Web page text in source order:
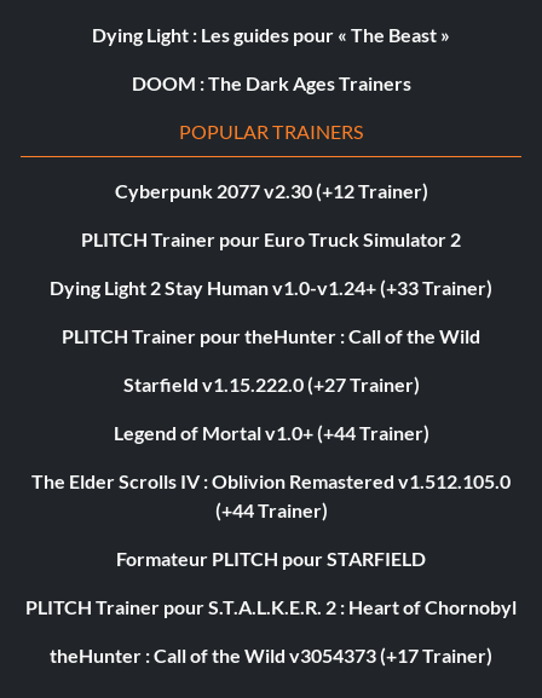
Dying Light : Les guides pour « The Beast »
DOOM : The Dark Ages Trainers
POPULAR TRAINERS
Cyberpunk 2077 v2.30 (+12 Trainer)
PLITCH Trainer pour Euro Truck Simulator 2
Dying Light 2 Stay Human v1.0-v1.24+ (+33 Trainer)
PLITCH Trainer pour theHunter : Call of the Wild
Starfield v1.15.222.0 (+27 Trainer)
Legend of Mortal v1.0+ (+44 Trainer)
The Elder Scrolls IV : Oblivion Remastered v1.512.105.0
(+44 Trainer)
Formateur PLITCH pour STARFIELD
PLITCH Trainer pour S.T.A.L.K.E.R. 2 : Heart of Chornobyl
theHunter : Call of the Wild v3054373 (+17 Trainer)